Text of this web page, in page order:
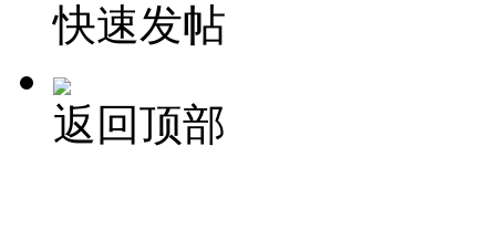
快速发帖
返回顶部